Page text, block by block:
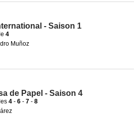
- Saison 1
4
Muñoz
de Papel - Saison 4
4 - 6 - 7 - 8